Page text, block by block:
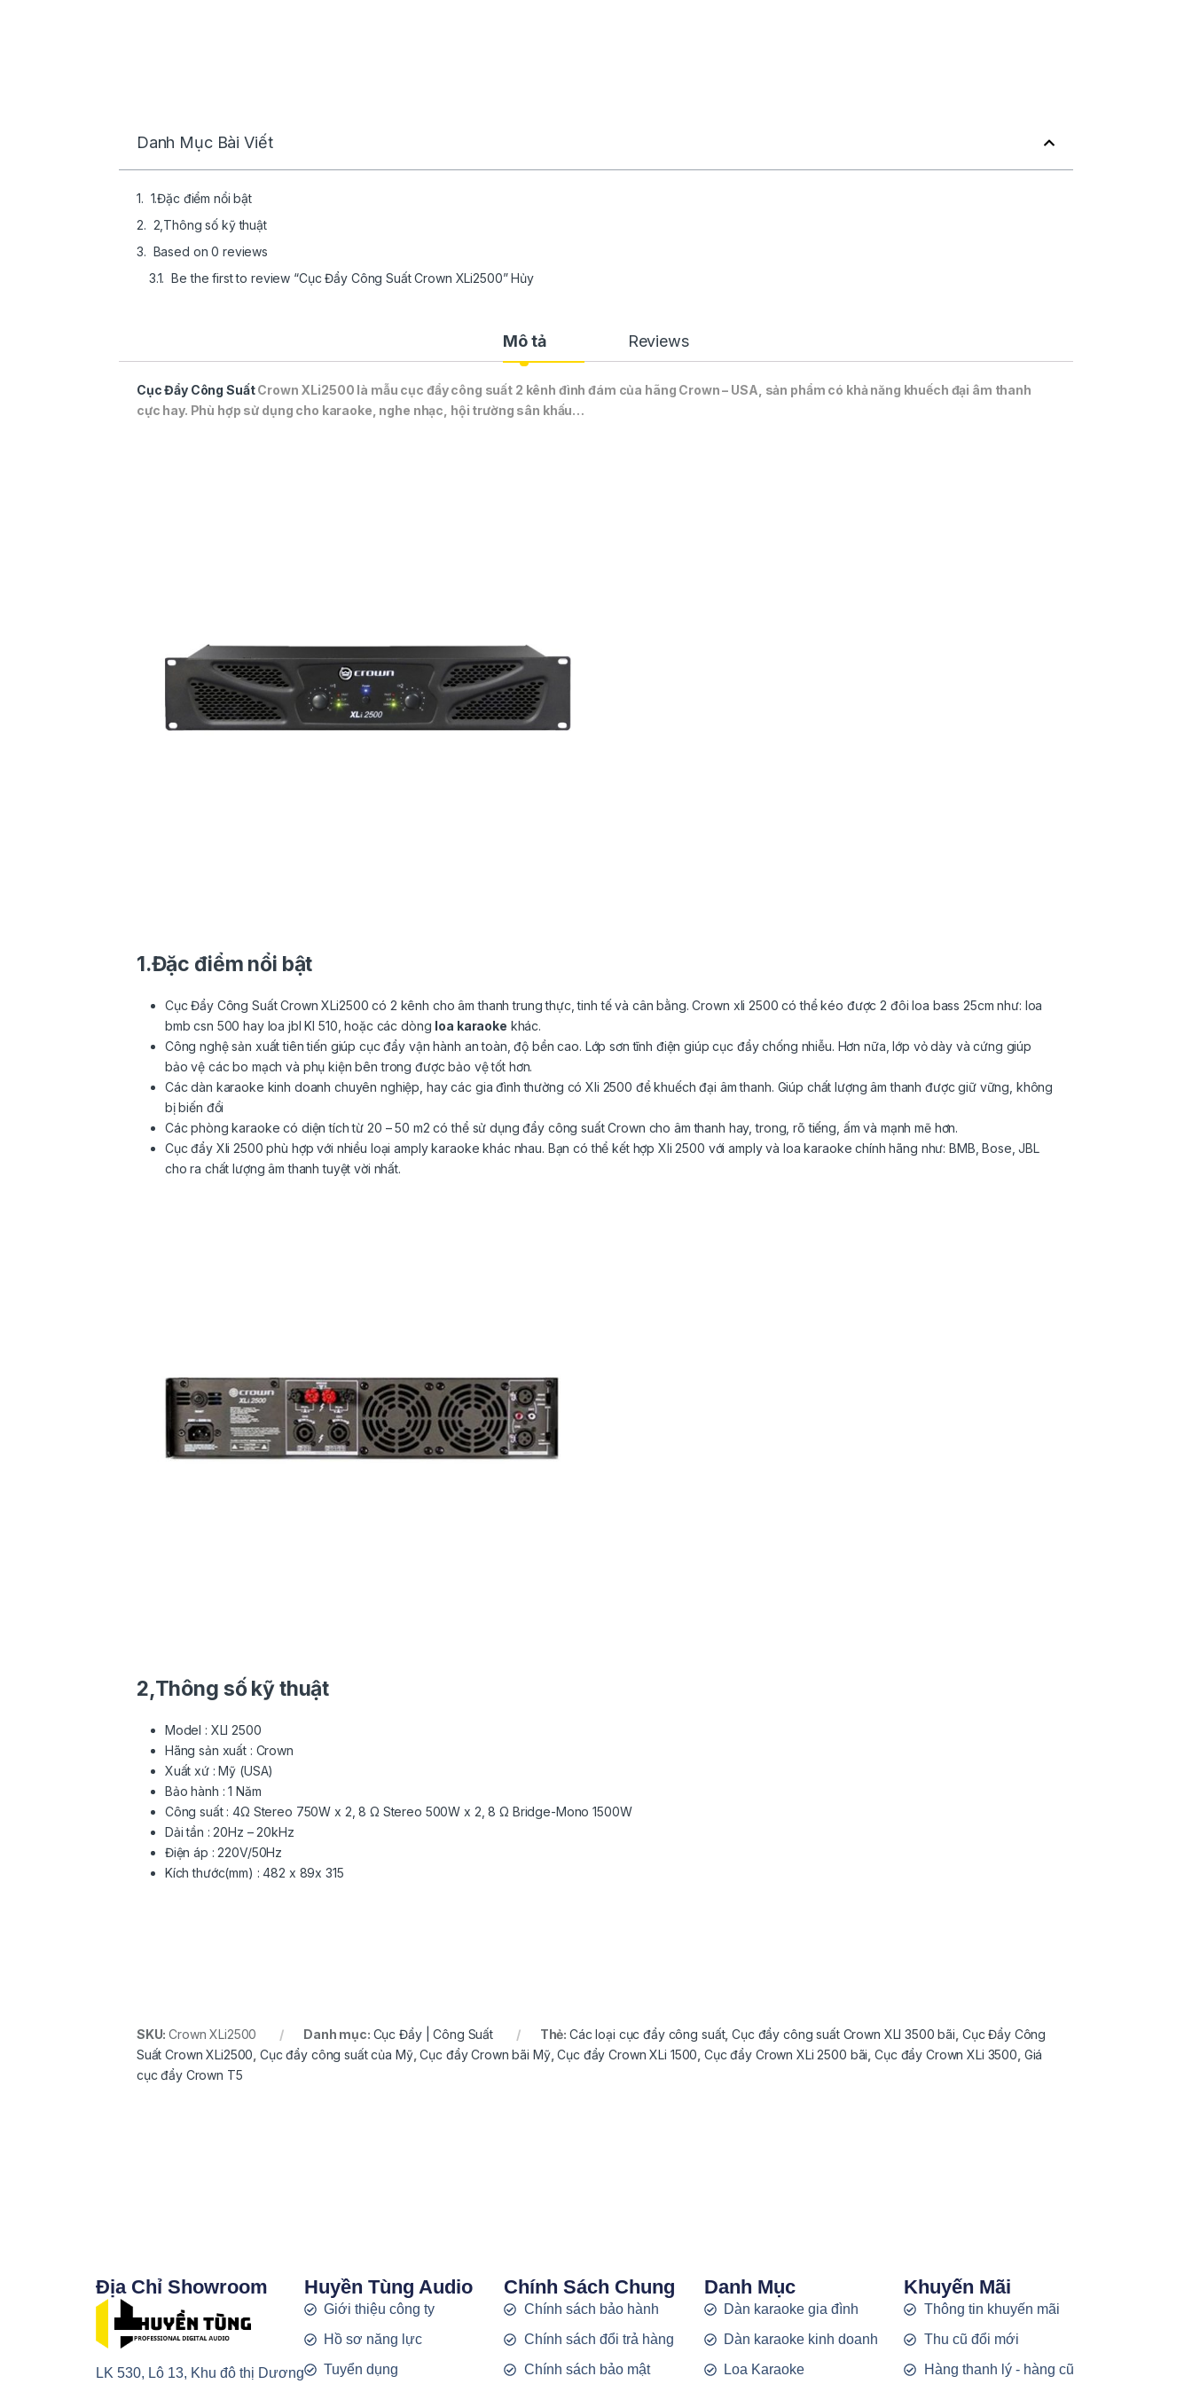
Danh Mục Bài Viết
1.Đặc điểm nổi bật
2,Thông số kỹ thuật
Based on 0 reviews
Be the first to review “Cục Đẩy Công Suất Crown XLi2500” Hủy
Mô tả Reviews
Cục Đẩy Công SuấtCrown XLi2500 là mẫu cục đẩy công suất 2 kênh đình đám của hãng Crown – USA, sản phẩm có khả năng khuếch đại âm thanh
cực hay. Phù hợp sử dụng cho karaoke, nghe nhạc, hội trường sân khấu…
1.Đặc điểm nổi bật
Cục ĐẩyCông Suất Crown XLi2500 có 2 kênh cho âm thanh trung thực, tinh tế và cân bằng. Crown xli 2500 có thể kéo được 2 đôi loa bass 25cm như: loa
bmb csn 500 hay loa jbl KI 510, hoặc các dòng loa karaoke khác.
Công nghệ sản xuất tiên tiến giúp cục đẩy vận hành an toàn, độ bền cao. Lớp sơn tĩnh điện giúp cục đẩy chống nhiễu. Hơn nữa, lớp vỏ dày và cứng giúp
bảo vệ các bo mạch và phụ kiện bên trong được bảo vệ tốt hơn.
Các dàn karaoke kinh doanh chuyên nghiệp, hay các gia đình thường có Xli 2500 để khuếch đại âm thanh. Giúp chất lượng âm thanh được giữ vững, không
bị biến đổi
Các phòng karaoke có diện tích từ 20 – 50 m2 có thể sử dụng đẩy công suất Crown cho âm thanh hay, trong, rõ tiếng, ấm và mạnh mẽ hơn.
Cục đẩy Xli 2500 phù hợp với nhiều loại amply karaoke khác nhau. Bạn có thể kết hợp Xli 2500 với amply và loa karaoke chính hãng như: BMB, Bose, JBL
cho ra chất lượng âm thanh tuyệt vời nhất.
2,Thông số kỹ thuật
Model : XLI 2500
Hãng sản xuất : Crown
Xuất xứ : Mỹ (USA)
Bảo hành : 1 Năm
Công suất : 4Ω Stereo 750W x 2, 8 Ω Stereo 500W x 2, 8 Ω Bridge-Mono 1500W
Dải tần : 20Hz – 20kHz
Điện áp : 220V/50Hz
Kích thước(mm) : 482 x 89x 315
SKU:Crown XLi2500 Danh mục: Cục Đẩy | Công Suất Thẻ: Các loại cục đẩy công suất,Cục đẩy công suất Crown XLI 3500 bãi Cục Đẩy Công
Suất Crown XLi2500 ,Cục đẩy công suất của Mỹ,Cục đẩy Crown bãi Mỹ,Cục đẩy Crown XLi 1500 Cục đẩy Crown XLi 2500 bãi ,Cục đẩy Crown XLi 3500 Giá
cục đẩy Crown T5
Địa Chỉ Showroom
LK 530, Lô 13, Khu đô thị Dương
Huyền Tùng Audio
Giới thiệu công ty
Hồ sơ năng lực
Tuyển dụng
Chính Sách Chung
Chính sách bảo hành
Chính sách đổi trả hàng
Chính sách bảo mật
Danh Mục
Dàn karaoke gia đình
Dàn karaoke kinh doanh
Loa Karaoke
Khuyến Mãi
Thông tin khuyến mãi
Thu cũ đổi mới
Hàng thanh lý - hàng cũ